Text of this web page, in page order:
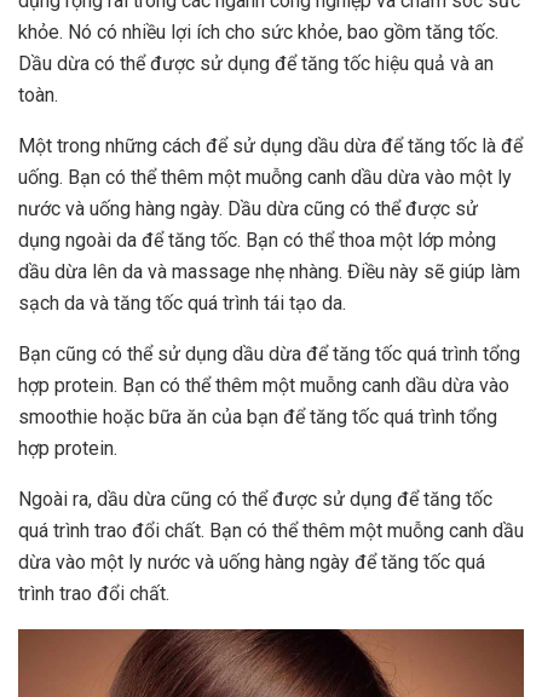
khỏe. Nó có nhiều lợi ích cho sức khỏe, bao gồm tăng tốc.
Dầu dừa có thể được sử dụng để tăng tốc hiệu quả và an
toàn.
Một trong những cách để sử dụng dầu dừa để tăng tốc là để
uống. Bạn có thể thêm một muỗng canh dầu dừa vào một ly
nước và uống hàng ngày. Dầu dừa cũng có thể được sử
dụng ngoài da để tăng tốc. Bạn có thể thoa một lớp mỏng
dầu dừa lên da và massage nhẹ nhàng. Điều này sẽ giúp làm
sạch da và tăng tốc quá trình tái tạo da.
Bạn cũng có thể sử dụng dầu dừa để tăng tốc quá trình tổng
hợp protein. Bạn có thể thêm một muỗng canh dầu dừa vào
smoothie hoặc bữa ăn của bạn để tăng tốc quá trình tổng
hợp protein.
Ngoài ra, dầu dừa cũng có thể được sử dụng để tăng tốc
quá trình trao đổi chất. Bạn có thể thêm một muỗng canh dầu
dừa vào một ly nước và uống hàng ngày để tăng tốc quá
trình trao đổi chất.